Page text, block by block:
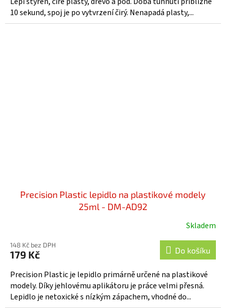
10 sekund, spoj je po vytvrzení čirý. Nenapadá plasty,...
Precision Plastic lepidlo na plastikové modely
25ml - DM-AD92
Skladem
148 Kč bez DPH
179 Kč Do košíku
Precision Plastic je lepidlo primárně určené na plastikové
modely. Díky jehlovému aplikátoru je práce velmi přesná.
Lepidlo je netoxické s nízkým zápachem, vhodné do...